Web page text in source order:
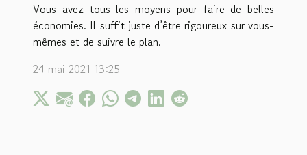
Vous avez tous les moyens pour faire de belles
économies. Il suffit juste d’être rigoureux sur vous-
mêmes et de suivre le plan.
24 mai 2021 13:25